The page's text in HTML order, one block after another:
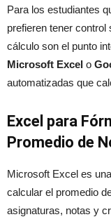
Para los estudiantes
prefieren tener
cálculo son el punto
Microsoft Excel o
automatizadas que
Excel para
Promedio de
Microsoft Excel es
calcular el promedio
asignaturas, notas y